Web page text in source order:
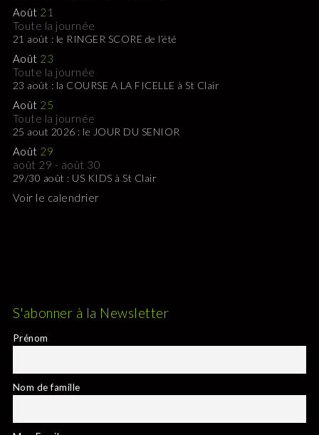
Août 21
Toute la journée
21 août : le RINGER SCORE de l’été
Août 23
Toute la journée
23 août : la COURSE A LA FICELLE à St Clair
Août 25
Toute la journée
25 aout 2026 : le JOUR DU SENIOR
Août 29
août 29 - août 30
29/30 août : US KIDS à St Clair
Voir le calendrier
S'abonner à la Newsletter
Prénom
Nom de famille